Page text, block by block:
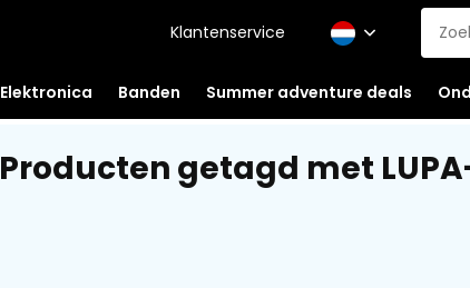
Klantenservice
Elektronica Banden Summer adventure deals
Producten getagd met